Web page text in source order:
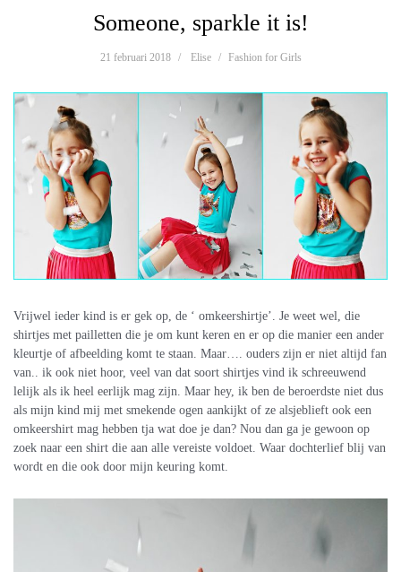
Someone, sparkle it is!
21 februari 2018 Elise Fashion for Girls
Vrijwel ieder kind is er gek op, de ‘ omkeershirtje’. Je weet wel, die
shirtjes met pailletten die je om kunt keren en er op die manier een ander
kleurtje of afbeelding komt te staan. Maar…. ouders zijn er niet altijd fan
van.. ik ook niet hoor, veel van dat soort shirtjes vind ik schreeuwend
lelijk als ik heel eerlijk mag zijn. Maar hey, ik ben de beroerdste niet dus
als mijn kind mij met smekende ogen aankijkt of ze alsjeblieft ook een
omkeershirt mag hebben tja wat doe je dan? Nou dan ga je gewoon op
zoek naar een shirt die aan alle vereiste voldoet. Waar dochterlief blij van
wordt en die ook door mijn keuring komt.